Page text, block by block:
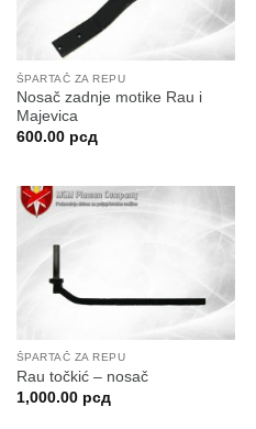
ŠPARTAČ ZA REPU
Nosač zadnje motike Rau i
Majevica
600.00 рсд
ŠPARTAČ ZA REPU
Rau točkić – nosač
1,000.00 рсд